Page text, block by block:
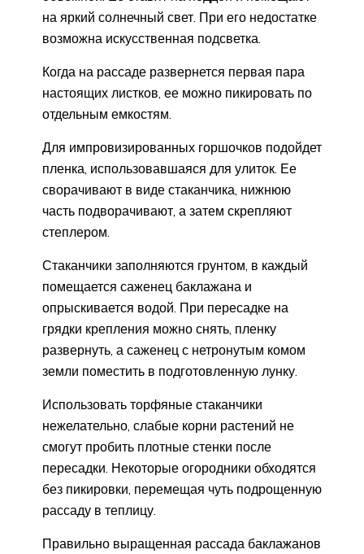
на яркий солнечный свет. При его недостатке
возможна искусственная подсветка.
Когда на рассаде развернется первая пара
настоящих листков, ее можно пикировать по
отдельным емкостям.
Для импровизированных горшочков подойдет
пленка, использовавшаяся для улиток. Ее
сворачивают в виде стаканчика, нижнюю
часть подворачивают, а затем скрепляют
степлером.
Стаканчики заполняются грунтом, в каждый
помещается саженец баклажана и
опрыскивается водой. При пересадке на
грядки крепления можно снять, пленку
развернуть, а саженец с нетронутым комом
земли поместить в подготовленную лунку.
Использовать торфяные стаканчики
нежелательно, слабые корни растений не
смогут пробить плотные стенки после
пересадки. Некоторые огородники обходятся
без пикировки, перемещая чуть подрощенную
рассаду в теплицу.
Правильно выращенная рассада баклажанов